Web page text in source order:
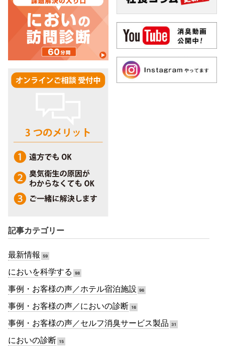
記事カテゴリー
最新情報 59
においを科学する 98
事例・お客様の声／ホテル宿泊施設 96
事例・お客様の声／においの診断 16
事例・お客様の声／セルフ消臭サービス製品 31
においの診断 15